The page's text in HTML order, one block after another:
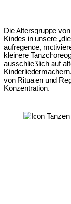
Die Altersgruppe
Kindes in unsere
aufregende,
kleinere
ausschließlich auf
von Ritualen und
Konzentration.